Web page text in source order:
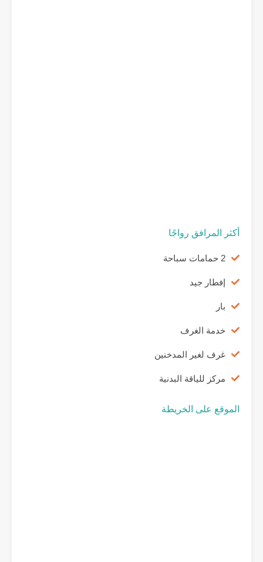
أكثر المرافق رواجًا
2 حمامات سباحة
إفطار جيد
بار
خدمة الغرف
غرف لغير المدخنين
مركز للياقة البدنية
الموقع على الخريطة